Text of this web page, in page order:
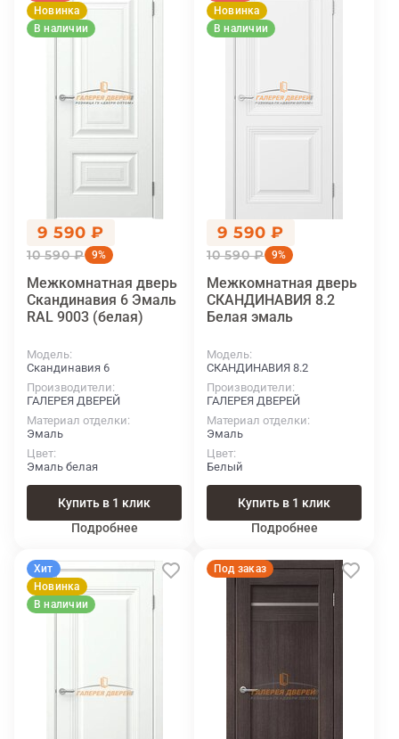
Новинка
В наличии
9 590 ₽
10 590 ₽ 9%
Межкомнатная дверь
Скандинавия 6 Эмаль
RAL 9003 (белая)
Модель
Скандинавия 6
Производители
ГАЛЕРЕЯ ДВЕРЕЙ
Материал отделки
Эмаль
Цвет
Эмаль белая
Купить в 1 клик
Подробнее
Новинка
В наличии
9 590 ₽
10 590 ₽ 9%
Межкомнатная дверь
СКАНДИНАВИЯ 8.2
Белая эмаль
Модель
СКАНДИНАВИЯ 8.2
Производители
ГАЛЕРЕЯ ДВЕРЕЙ
Материал отделки
Эмаль
Цвет
Белый
Купить в 1 клик
Подробнее
Хит
Новинка
В наличии
Под заказ